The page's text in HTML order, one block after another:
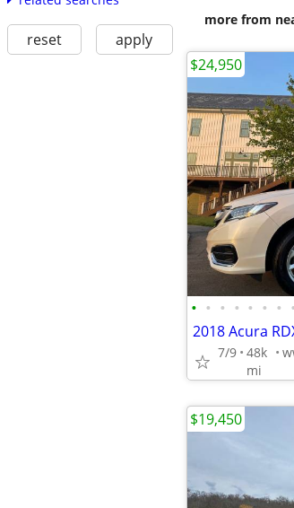
reset apply
more from
• • • • • • • •
7/9 48k
mi
$24,950
$19,450